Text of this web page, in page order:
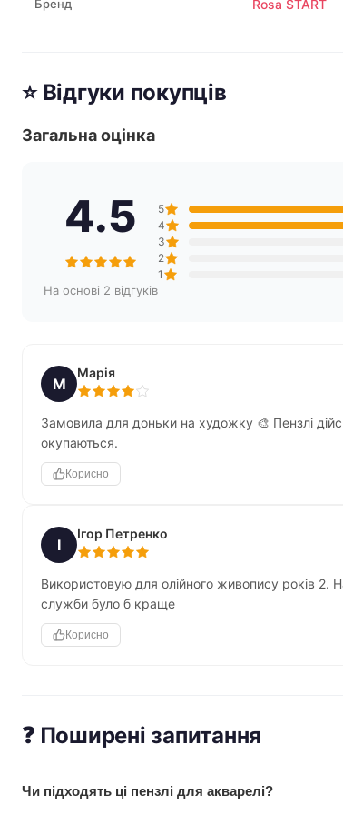
Бренд Rosa START
⭐ Відгуки покупців
Загальна оцінка
4.5
На основі 2 відгуків
5
4
3
2
1
М
Марія
Замовила для доньки на художку 🎨 Пензлі
окупаються.
Корисно
І
Ігор Петренко
Використовую для олійного живопису років
служби було б краще
Корисно
❓ Поширені запитання
Чи підходять ці пензлі для акварелі?